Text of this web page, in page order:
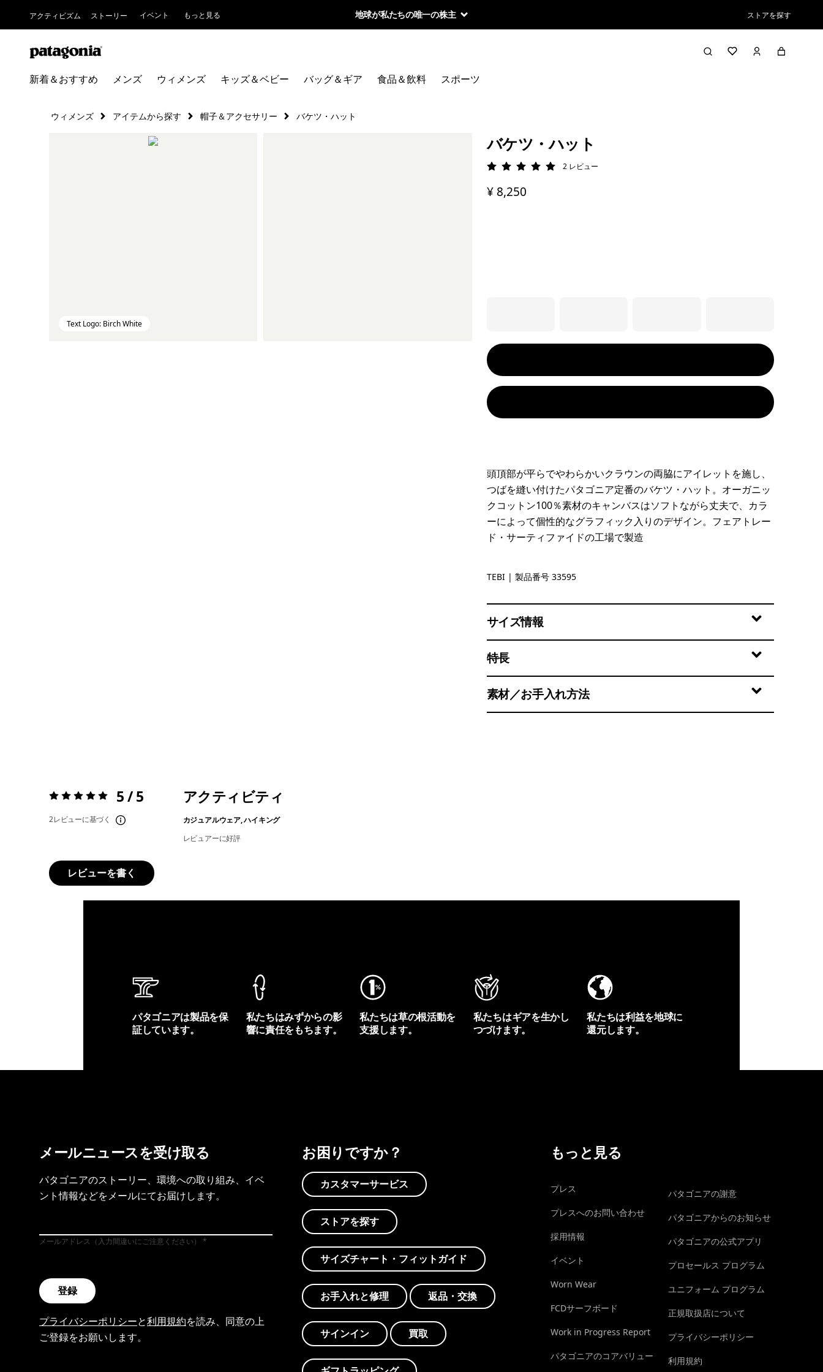
アクティビズム ストーリー イベント もっと見る 地球が私たちの唯一の株主 ストアを探す
新着＆おすすめ メンズ ウィメンズ キッズ＆ベビー バッグ＆ギア 食品＆飲料 スポーツ
ウィメンズ アイテムから探す 帽子＆アクセサリー バケツ・ハット
Text Logo: Birch White
バケツ・ハット
評価: 5 / 5 2 レビュー
¥ 8,250
頭頂部が平らでやわらかいクラウンの両脇にアイレットを施し、
つばを縫い付けたパタゴニア定番のバケツ・ハット。オーガニッ
クコットン100％素材のキャンバスはソフトながら丈夫で、カラ
ーによって個性的なグラフィック入りのデザイン。フェアトレー
ド・サーティファイドの工場で製造
Text Logo: Birch White
TEBI | 製品番号 33595
サイズ情報
特長
素材／お手入れ方法
評価:5 / 5 5 / 5
2レビューに基づく
アクティビティ
カジュアルウェア, ハイキング
レビュアーに好評
レビューを書く
パタゴニアは製品を保
証しています。
私たちはみずからの影
響に責任をもちます。
私たちは草の根活動を
支援します。
私たちはギアを生かし
つづけます。
私たちは利益を地球に
還元します。
メールニュースを受け取る
パタゴニアのストーリー、環境への取り組み、イベ
ント情報などをメールにてお届けします。
メールアドレス（入力間違いにご注意ください）
登録
プライバシーポリシーと利用規約を読み、同意の上
ご登録をお願いします。
お困りですか？
カスタマーサービス
ストアを探す
サイズチャート・フィットガイド
お手入れと修理 返品・交換
サインイン 買取
もっと見る
プレス
プレスへのお問い合わせ
採用情報
イベント
Worn Wear
FCDサーフボード
Work in Progress Report
パタゴニアのコアバリュー
パタゴニアの謝意
パタゴニアからのお知らせ
パタゴニアの公式アプリ
プロセールス プログラム
ユニフォーム プログラム
正規取扱店について
プライバシーポリシー
利用規約